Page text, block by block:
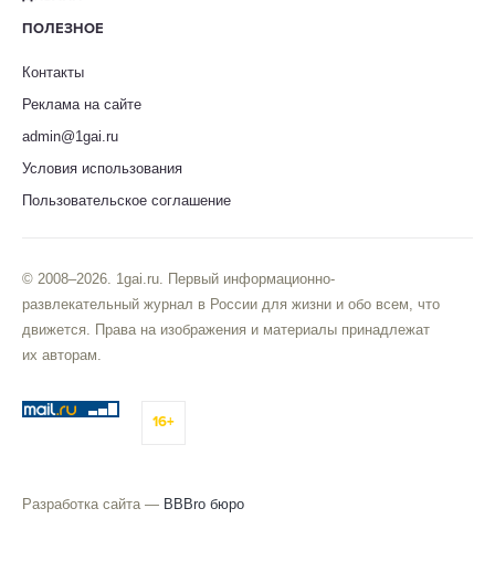
ПОЛЕЗНОЕ
Контакты
Реклама на сайте
admin@1gai.ru
Условия использования
Пользовательское соглашение
© 2008–2026. 1gai.ru. Первый информационно-
развлекательный журнал в России для жизни и обо всем, что
движется. Права на изображения и материалы принадлежат
их авторам.
16+
Разработка сайта — BBBro бюро